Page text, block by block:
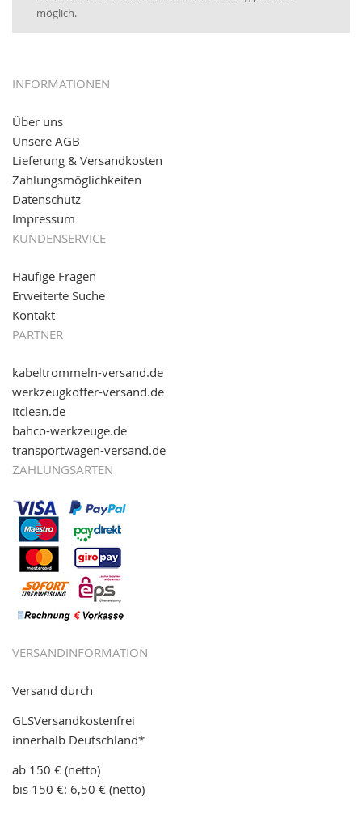
Maestro)
12.01.2017:JETZT NEU- giropay, SOFORT-Überweisung
05.09.2016: NEUE Topseller bei
11.08.2016: Gerade entsteht unser "neuer"
Partnershop
Online-Shop für einfaches Transportieren. Einfach
reinschauen...
möglich.
INFORMATIONEN
Über uns
Unsere AGB
Lieferung & Versandkosten
Zahlungsmöglichkeiten
Datenschutz
Impressum
KUNDENSERVICE
Häufige Fragen
Erweiterte Suche
Kontakt
PARTNER
kabeltrommeln-versand.de
werkzeugkoffer-versand.de
itclean.de
bahco-werkzeuge.de
transportwagen-versand.de
ZAHLUNGSARTEN
VERSANDINFORMATION
Versand durch
GLSVersandkostenfrei
innerhalb Deutschland*
ab 150 € (netto)
bis 150 €: 6,50 € (netto)